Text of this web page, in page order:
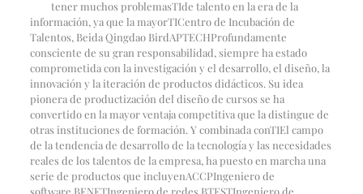
tener muchos problemasTIde talento en la era de la
información, ya que la mayorTICentro de Incubación de
Talentos, Beida Qingdao BirdAPTECHProfundamente
consciente de su gran responsabilidad, siempre ha estado
comprometida con la investigación y el desarrollo, el diseño, la
innovación y la iteración de productos didácticos. Su idea
pionera de productización del diseño de cursos se ha
convertido en la mayor ventaja competitiva que la distingue de
otras instituciones de formación. Y combinada conTIEl campo
de la tendencia de desarrollo de la tecnología y las necesidades
reales de los talentos de la empresa, ha puesto en marcha una
serie de productos que incluyenACCPIngeniero de
software,BENETIngeniero de redes,BTESTIngeniero de